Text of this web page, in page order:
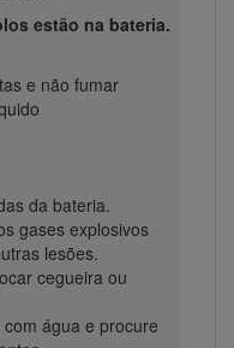
estão na bateria.
e não fumar
da bateria.
gases explosivos
lesões.
cegueira ou
água e procure